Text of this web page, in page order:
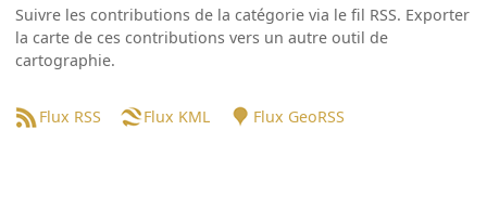
Suivre les contributions de la catégorie via le fil RSS. Exporter
la carte de ces contributions vers un autre outil de
cartographie.
Flux RSS Flux KML Flux GeoRSS